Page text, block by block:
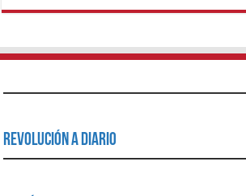
Revolución a Diario